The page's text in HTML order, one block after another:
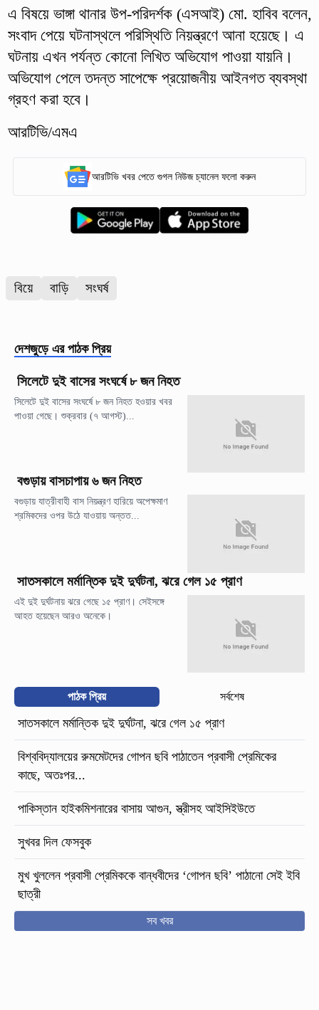
এ বিষয়ে ভাঙ্গা থানার উপ-পরিদর্শক (এসআই) মো. হাবিব বলেন,
সংবাদ পেয়ে ঘটনাস্থলে পরিস্থিতি নিয়ন্ত্রণে আনা হয়েছে। এ
ঘটনায় এখন পর্যন্ত কোনো লিখিত অভিযোগ পাওয়া যায়নি।
অভিযোগ পেলে তদন্ত সাপেক্ষে প্রয়োজনীয় আইনগত ব্যবস্থা
গ্রহণ করা হবে।
আরটিভি/এমএ
আরটিভি খবর পেতে গুগল নিউজ চ্যানেল ফলো করুন
বিয়ে বাড়ি সংঘর্ষ
দেশজুড়ে এর পাঠক প্রিয়
সিলেটে দুই বাসের সংঘর্ষে ৮ জন নিহত
সিলেটে দুই বাসের সংঘর্ষে ৮ জন নিহত হওয়ার খবর
পাওয়া গেছে। শুক্রবার (৭ আগস্ট)...
বগুড়ায় বাসচাপায় ৬ জন নিহত
বগুড়ায় যাত্রীবাহী বাস নিয়ন্ত্রণ হারিয়ে অপেক্ষমাণ
শ্রমিকদের ওপর উঠে যাওয়ায় অন্তত...
সাতসকালে মর্মান্তিক দুই দুর্ঘটনা, ঝরে গেল ১৫ প্রাণ
এই দুই দুর্ঘটনায় ঝরে গেছে ১৫ প্রাণ। সেইসঙ্গে
আহত হয়েছেন আরও অনেকে।
পাঠক প্রিয় সর্বশেষ
সাতসকালে মর্মান্তিক দুই দুর্ঘটনা, ঝরে গেল ১৫ প্রাণ
বিশ্ববিদ্যালয়ের রুমমেটদের গোপন ছবি পাঠাতেন প্রবাসী প্রেমিকের
কাছে, অতঃপর...
পাকিস্তান হাইকমিশনারের বাসায় আগুন, স্ত্রীসহ আইসিইউতে
সুখবর দিল ফেসবুক
মুখ খুললেন প্রবাসী প্রেমিককে বান্ধবীদের ‘গোপন ছবি’ পাঠানো সেই ইবি
ছাত্রী
সব খবর